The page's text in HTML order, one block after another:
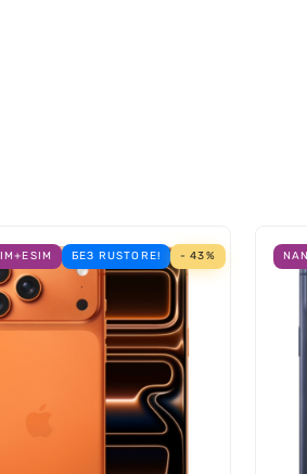
с
масштаб архитектуры М2. И
ядер в центральном и
скорости машинного обучения
раньше казалось невозможным.
БЕЗ RUSTORE! - 43%